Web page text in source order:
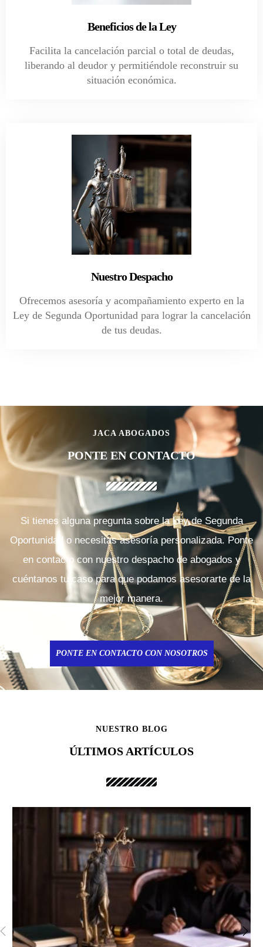
Beneficios de la Ley
Facilita la cancelación parcial o total de deudas,
liberando al deudor y permitiéndole reconstruir su
situación económica.
Nuestro Despacho
Ofrecemos asesoría y acompañamiento experto en la
Ley de Segunda Oportunidad para lograr la cancelación
de tus deudas.
JACA ABOGADOS
PONTE EN CONTACTO
Si tienes alguna pregunta sobre la Ley de Segunda
Oportunidad o necesitas asesoría personalizada. Ponte
en contacto con nuestro despacho de abogados y
cuéntanos tu caso para que podamos asesorarte de la
mejor manera.
PONTE EN CONTACTO CON NOSOTROS
NUESTRO BLOG
ÚLTIMOS ARTÍCULOS